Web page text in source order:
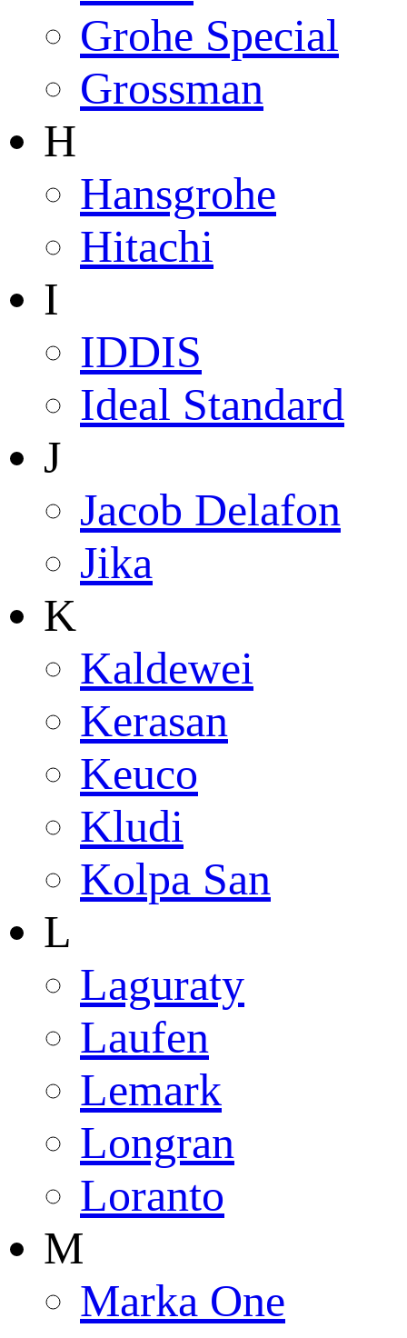
Grohe Special
Grossman
H
Hansgrohe
Hitachi
I
IDDIS
Ideal Standard
J
Jacob Delafon
Jika
K
Kaldewei
Kerasan
Keuco
Kludi
Kolpa San
L
Laguraty
Laufen
Lemark
Longran
Loranto
M
Marka One